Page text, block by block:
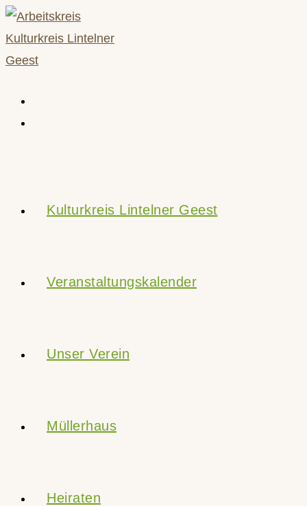
Zum
Inhalt
springen
Kulturkreis Lintelner Geest
Veranstaltungskalender
Unser Verein
Müllerhaus
Heiraten